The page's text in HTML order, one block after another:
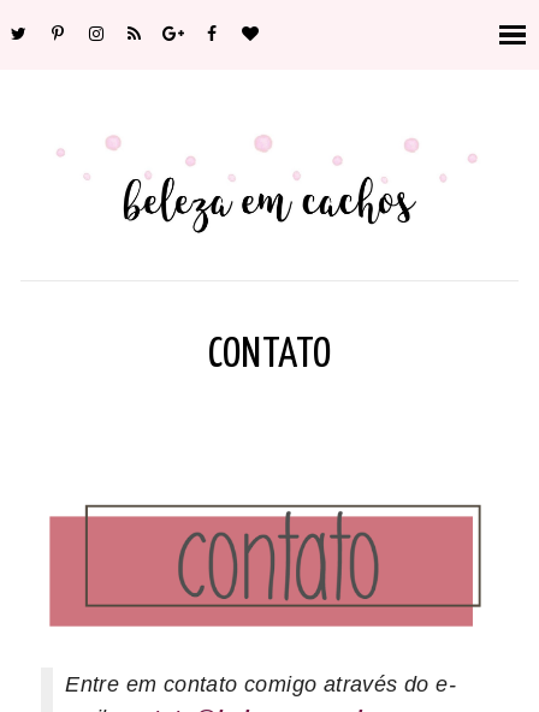
CONTATO
Entre em contato comigo através do e-